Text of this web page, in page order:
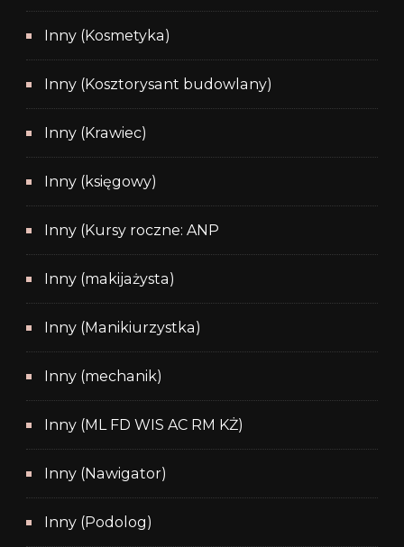
Inny (Kosmetyka)
Inny (Kosztorysant budowlany)
Inny (Krawiec)
Inny (księgowy)
Inny (Kursy roczne: ANP
Inny (makijażysta)
Inny (Manikiurzystka)
Inny (mechanik)
Inny (ML FD WIS AC RM KŻ)
Inny (Nawigator)
Inny (Podolog)